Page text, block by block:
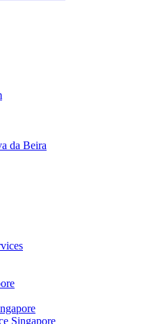
da Beira
Singapore